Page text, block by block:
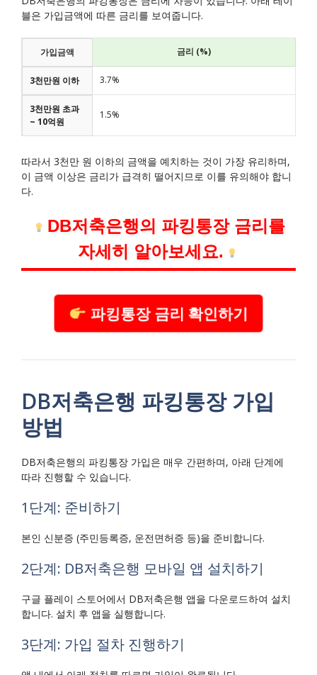
블은 가입금액에 따른 금리를 보여줍니다.
가입금액 금리 (%)
3천만원 이하 3.7%
3천만원 초과
~ 10억원
1.5%
따라서 3천만 원 이하의 금액을 예치하는 것이 가장 유리하며,
이 금액 이상은 금리가 급격히 떨어지므로 이를 유의해야 합니
다.
DB저축은행의 파킹통장 금리를
자세히 알아보세요.
파킹통장 금리 확인하기
DB저축은행 파킹통장 가입
방법
DB저축은행의 파킹통장 가입은 매우 간편하며, 아래 단계에
따라 진행할 수 있습니다.
1단계: 준비하기
본인 신분증 (주민등록증, 운전면허증 등)을 준비합니다.
2단계: DB저축은행 모바일 앱 설치하기
구글 플레이 스토어에서 DB저축은행 앱을 다운로드하여 설치
합니다. 설치 후 앱을 실행합니다.
3단계: 가입 절차 진행하기